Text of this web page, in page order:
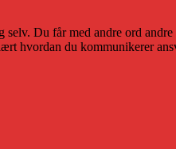
Du får med andre ord
hvordan du kommunikerer